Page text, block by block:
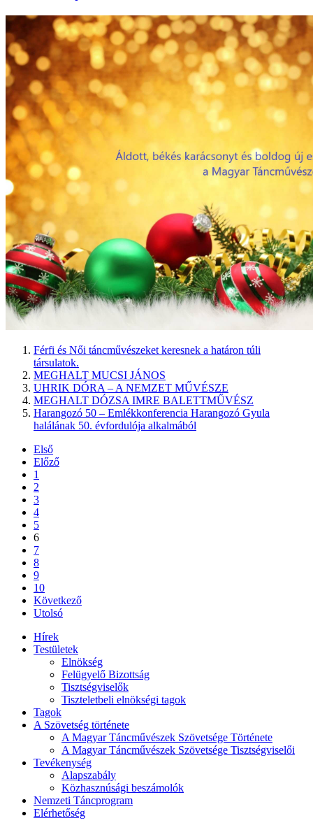
Férfi és Női táncművészeket keresnek a határon túli
társulatok.
MEGHALT MUCSI JÁNOS
UHRIK DÓRA – A NEMZET MŰVÉSZE
MEGHALT DÓZSA IMRE BALETTMŰVÉSZ
Harangozó 50 – Emlékkonferencia Harangozó Gyula
halálának 50. évfordulója alkalmából
Első
Előző
1
2
3
4
5
6
7
8
9
10
Következő
Utolsó
Hírek
Testületek
Elnökség
Felügyelő Bizottság
Tisztségviselők
Tiszteletbeli elnökségi tagok
Tagok
A Szövetség története
A Magyar Táncművészek Szövetsége Története
A Magyar Táncművészek Szövetsége Tisztségviselői
Tevékenység
Alapszabály
Közhasznúsági beszámolók
Nemzeti Táncprogram
Elérhetőség